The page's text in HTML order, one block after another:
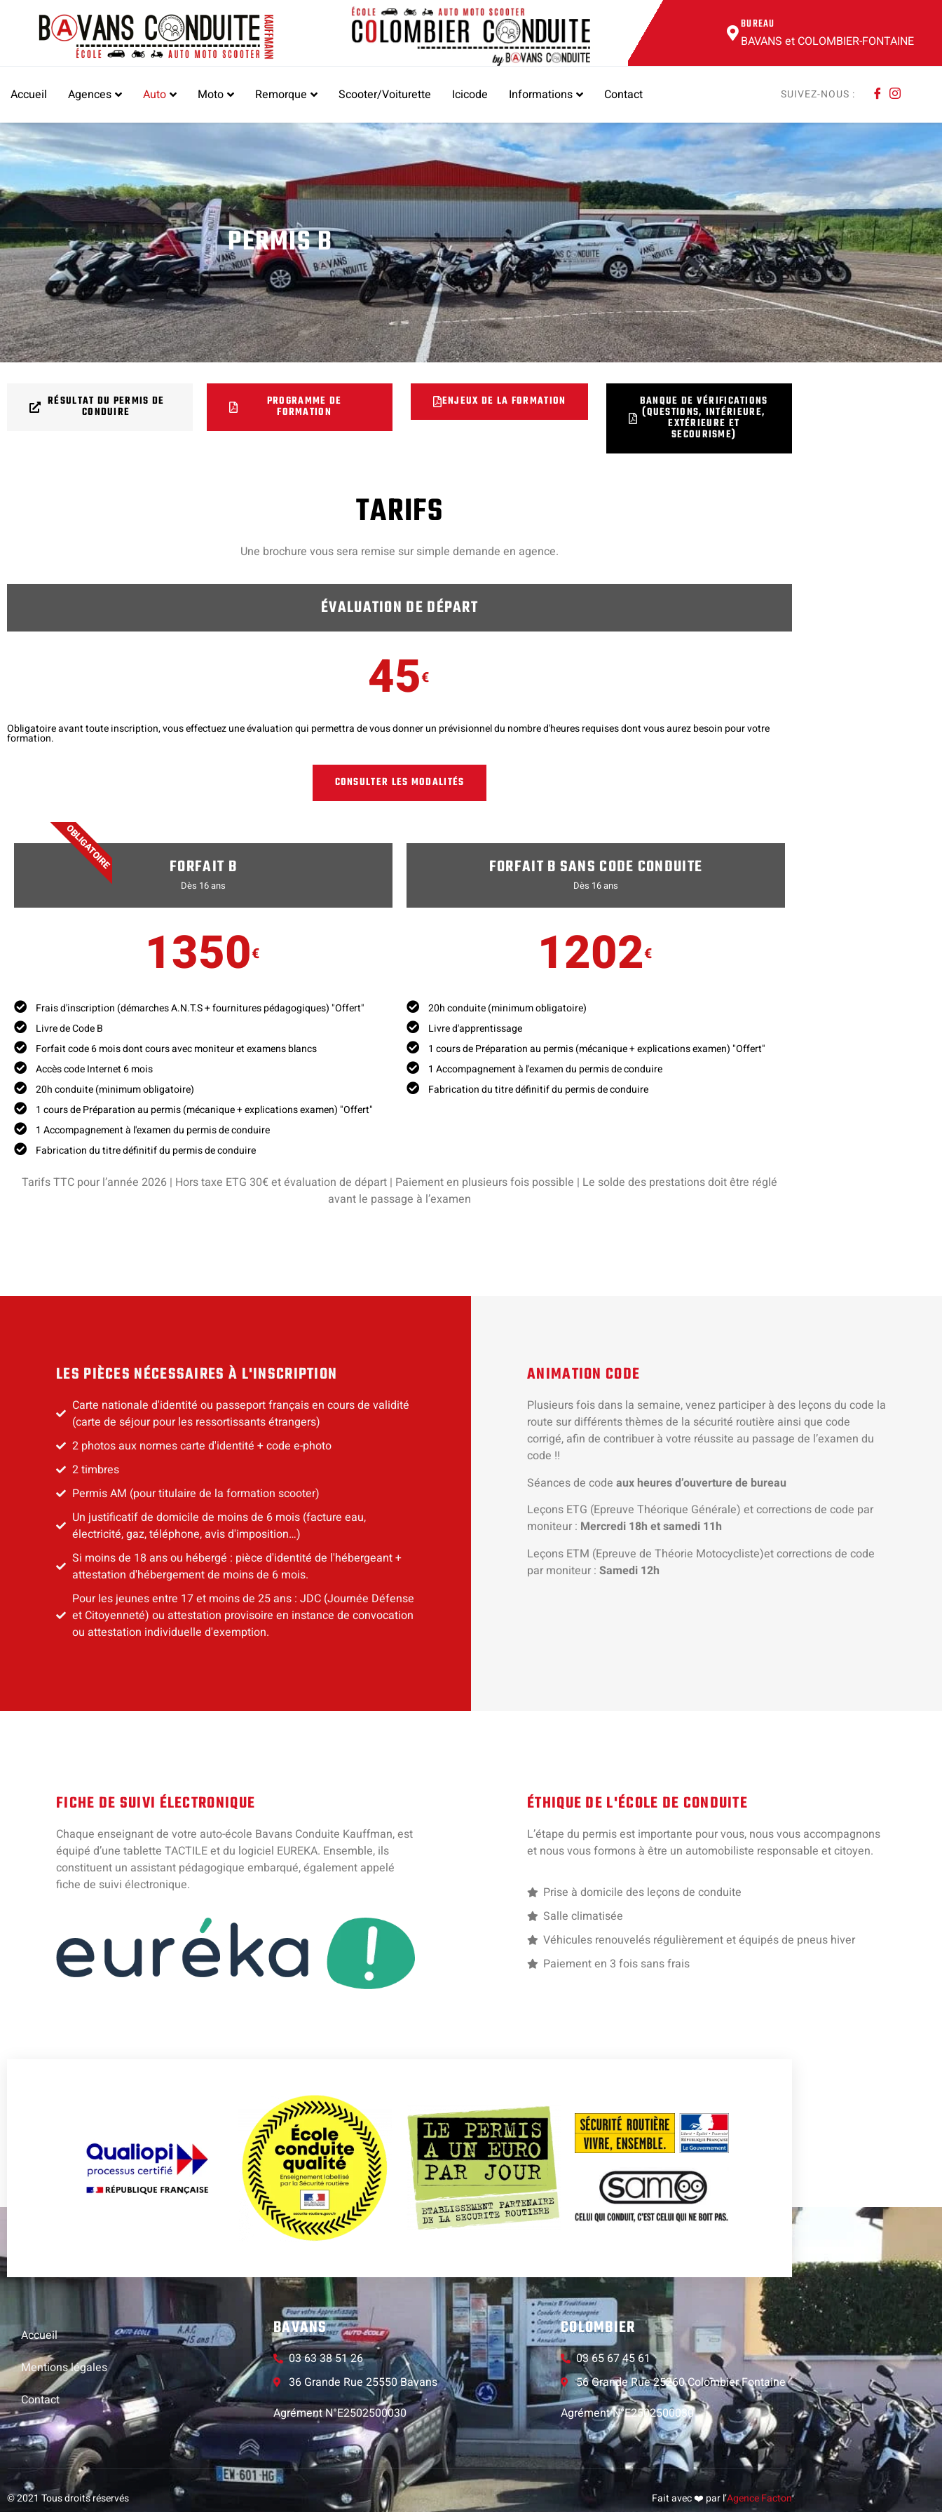
BUREAU
BAVANS et COLOMBIER-FONTAINE
Accueil Agences Auto Moto Remorque Scooter/Voiturette Icicode Informations Contact SUIVEZ-NOUS :
PERMIS B
RÉSULTAT DU PERMIS DE
CONDUIRE
PROGRAMME DE
FORMATION
ENJEUX DE LA FORMATION BANQUE DE VÉRIFICATIONS
(QUESTIONS, INTÉRIEURE,
EXTÉRIEURE ET
SECOURISME)
TARIFS
Une brochure vous sera remise sur simple demande en agence.
ÉVALUATION DE DÉPART
45€
Obligatoire avant toute inscription, vous effectuez une évaluation qui permettra de vous donner un prévisionnel du nombre d'heures requises dont vous aurez besoin pour votre
formation.
CONSULTER LES MODALITÉS
OBLIGATOIRE FORFAIT B
Dès 16 ans
1350€
Frais d'inscription (démarches A.N.T.S + fournitures pédagogiques) "Offert"
Livre de Code B
Forfait code 6 mois dont cours avec moniteur et examens blancs
Accès code Internet 6 mois
20h conduite (minimum obligatoire)
1 cours de Préparation au permis (mécanique + explications examen) "Offert"
1 Accompagnement à l'examen du permis de conduire
Fabrication du titre définitif du permis de conduire
FORFAIT B SANS CODE CONDUITE
Dès 16 ans
1202€
20h conduite (minimum obligatoire)
Livre d'apprentissage
1 cours de Préparation au permis (mécanique + explications examen) "Offert"
1 Accompagnement à l'examen du permis de conduire
Fabrication du titre définitif du permis de conduire
Tarifs TTC pour l’année 2026 | Hors taxe ETG 30€ et évaluation de départ | Paiement en plusieurs fois possible | Le solde des prestations doit être réglé
avant le passage à l’examen
LES PIÈCES NÉCESSAIRES À L'INSCRIPTION
Carte nationale d'identité ou passeport français en cours de validité
(carte de séjour pour les ressortissants étrangers)
2 photos aux normes carte d'identité + code e-photo
2 timbres
Permis AM (pour titulaire de la formation scooter)
Un justificatif de domicile de moins de 6 mois (facture eau,
électricité, gaz, téléphone, avis d'imposition…)
Si moins de 18 ans ou hébergé : pièce d'identité de l'hébergeant +
attestation d'hébergement de moins de 6 mois.
Pour les jeunes entre 17 et moins de 25 ans : JDC (Journée Défense
et Citoyenneté) ou attestation provisoire en instance de convocation
ou attestation individuelle d'exemption.
ANIMATION CODE
Plusieurs fois dans la semaine, venez participer à des leçons du code la
route sur différents thèmes de la sécurité routière ainsi que code
corrigé, afin de contribuer à votre réussite au passage de l’examen du
code !!
Séances de code aux heures d’ouverture de bureau
Leçons ETG (Epreuve Théorique Générale) et corrections de code par
moniteur : Mercredi 18h et samedi 11h
Leçons ETM (Epreuve de Théorie Motocycliste)et corrections de code
par moniteur : Samedi 12h
FICHE DE SUIVI ÉLECTRONIQUE
Chaque enseignant de votre auto-école Bavans Conduite Kauffman, est
équipé d’une tablette TACTILE et du logiciel EUREKA. Ensemble, ils
constituent un assistant pédagogique embarqué, également appelé
fiche de suivi électronique.
ÉTHIQUE DE L'ÉCOLE DE CONDUITE
L’étape du permis est importante pour vous, nous vous accompagnons
et nous vous formons à être un automobiliste responsable et citoyen.
Prise à domicile des leçons de conduite
Salle climatisée
Véhicules renouvelés régulièrement et équipés de pneus hiver
Paiement en 3 fois sans frais
Accueil
Mentions légales
Contact
BAVANS
03 63 38 51 26
36 Grande Rue 25550 Bavans
Agrément N°E2502500030
COLOMBIER
03 65 67 45 61
56 Grande Rue 25260 Colombier Fontaine
Agrément N°E2502500030
© 2021 Tous droits réservés​ Fait avec ❤️ par l’Agence Facton